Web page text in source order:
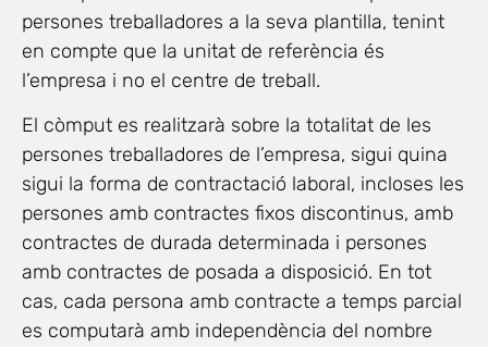
persones treballadores a la seva plantilla, tenint
en compte que la unitat de referència és
l’empresa i no el centre de treball.
El còmput es realitzarà sobre la totalitat de les
persones treballadores de l’empresa, sigui quina
sigui la forma de contractació laboral, incloses les
persones amb contractes fixos discontinus, amb
contractes de durada determinada i persones
amb contractes de posada a disposició. En tot
cas, cada persona amb contracte a temps parcial
es computarà amb independència del nombre